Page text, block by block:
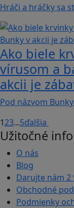
Hráči a hráčky sa
Ako biele
vírusom a
akcii je
Pod názvom
123...5ďalšia
Užitočné
O nás
Blog
Darujte nám 2
Obchodné
Podmienky